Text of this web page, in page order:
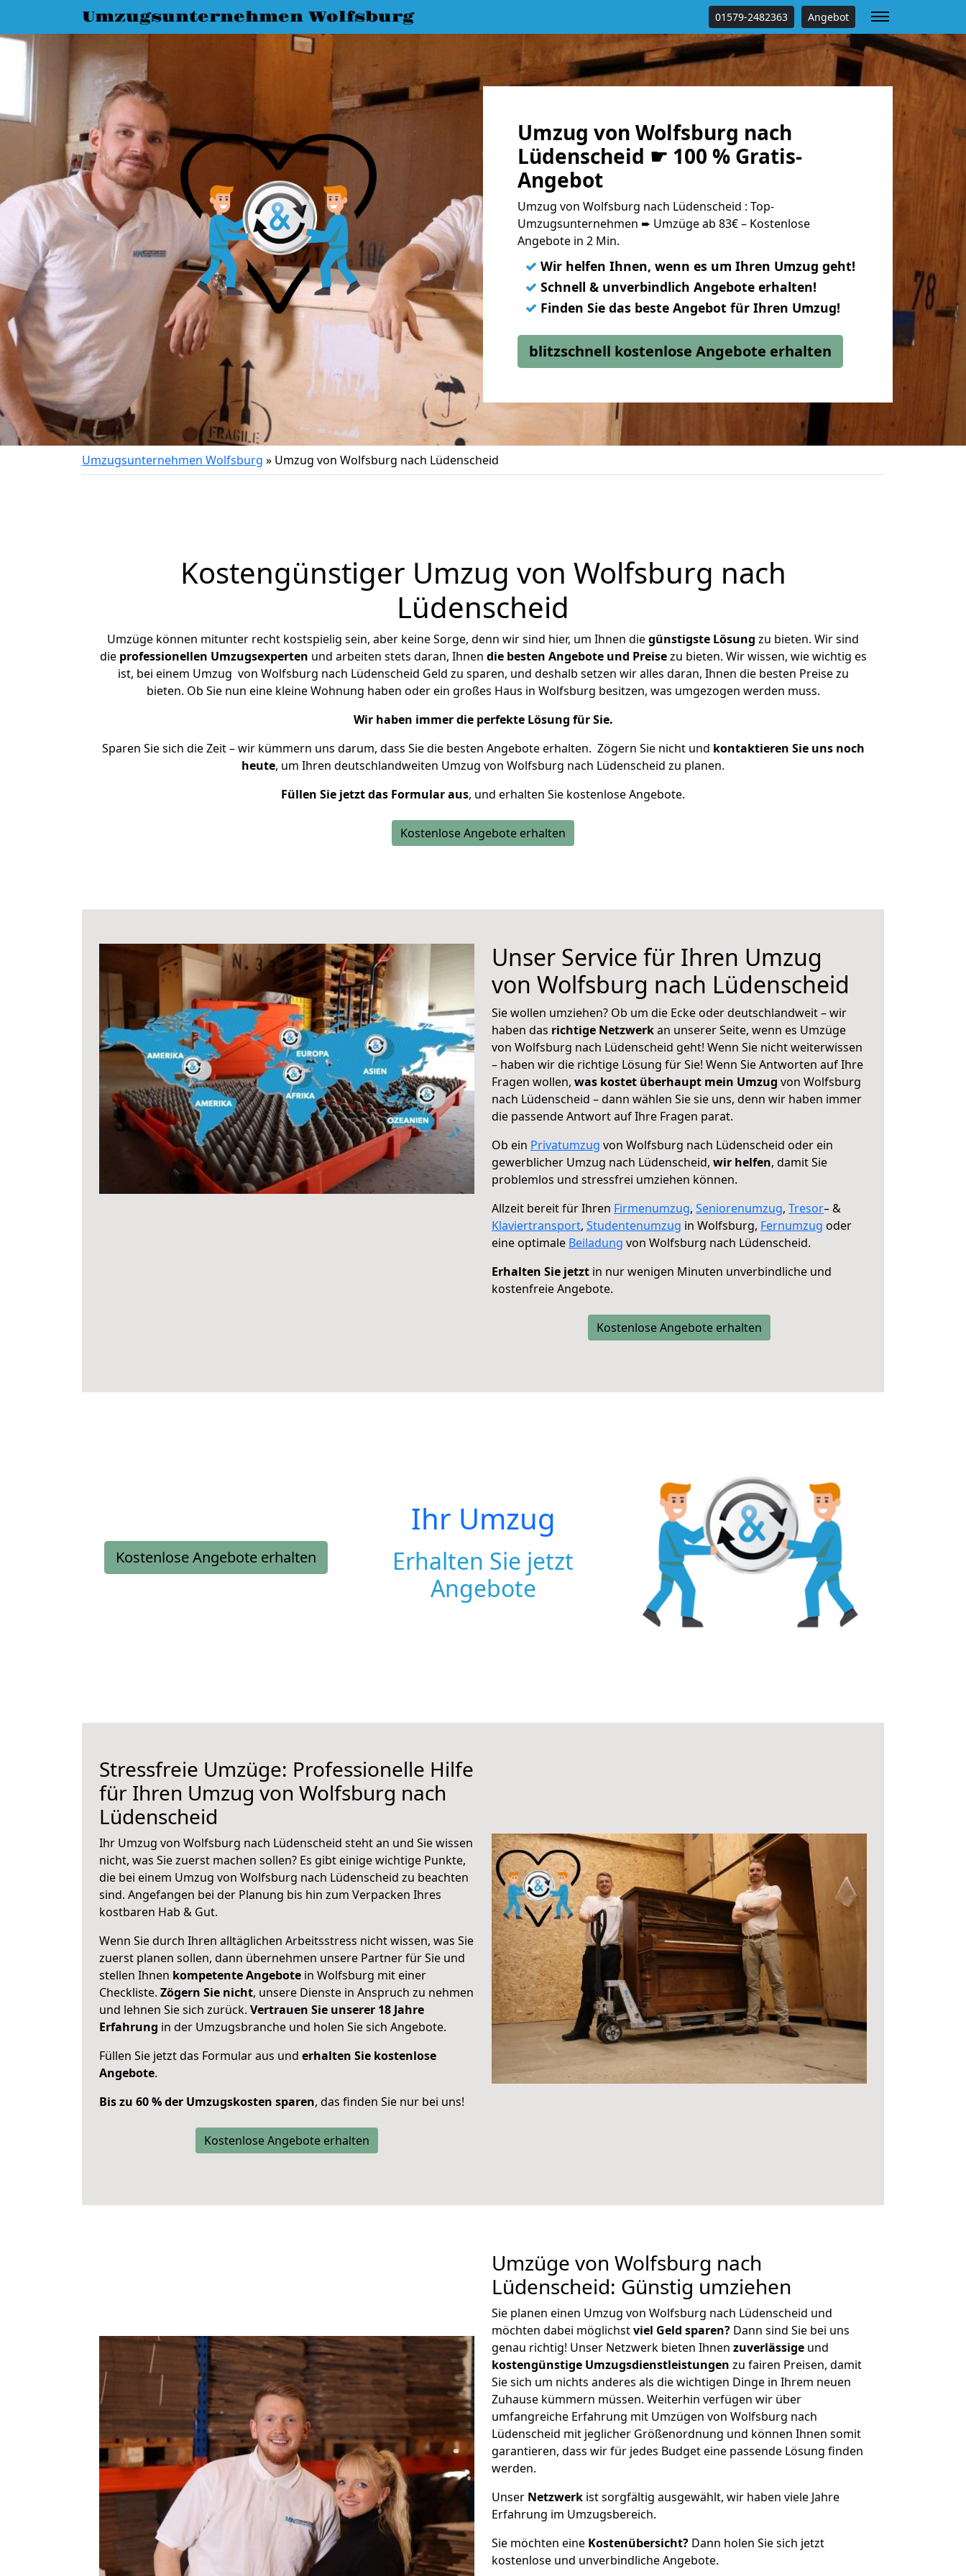
Umzugsunternehmen Wolfsburg 01579-2482363 Angebot
Umzug von Wolfsburg nach
Lüdenscheid ☛ 100 % Gratis-
Angebot
Umzug von Wolfsburg nach Lüdenscheid : Top-
Umzugsunternehmen ➨ Umzüge ab 83€ – Kostenlose
Angebote in 2 Min.
✓ Wir helfen Ihnen, wenn es um Ihren Umzug geht!
✓ Schnell & unverbindlich Angebote erhalten!
✓ Finden Sie das beste Angebot für Ihren Umzug!
blitzschnell kostenlose Angebote erhalten
Umzugsunternehmen Wolfsburg » Umzug von Wolfsburg nach Lüdenscheid
Kostengünstiger Umzug von Wolfsburg nach
Lüdenscheid
Umzüge können mitunter recht kostspielig sein, aber keine Sorge, denn wir sind hier, um Ihnen diegünstigste Lösung zu bieten. Wir sind
die professionellen Umzugsexperten und arbeiten stets daran, Ihnen die besten Angebote und Preisezu bieten. Wir wissen, wie wichtig es
ist, bei einem Umzug von Wolfsburg nach Lüdenscheid Geld zu sparen, und deshalb setzen wir alles daran, Ihnen die besten Preise zu
bieten. Ob Sie nun eine kleine Wohnung haben oder ein großes Haus in Wolfsburg besitzen, was umgezogen werden muss.
Wir haben immer die perfekte Lösung für Sie.
Sparen Sie sich die Zeit – wir kümmern uns darum, dass Sie die besten Angebote erhalten. Zögern Sie nicht und kontaktieren Sie uns noch
heute, um Ihren deutschlandweiten Umzug von Wolfsburg nach Lüdenscheid zu planen.
Füllen Sie jetzt das Formular aus, und erhalten Sie kostenlose Angebote.
Kostenlose Angebote erhalten
Unser Service für Ihren Umzug
von Wolfsburg nach Lüdenscheid
Sie wollen umziehen? Ob um die Ecke oder deutschlandweit – wir
haben das richtige Netzwerkan unserer Seite, wenn es Umzüge
von Wolfsburg nach Lüdenscheid geht! Wenn Sie nicht weiterwissen
– haben wir die richtige Lösung für Sie! Wenn Sie Antworten auf Ihre
Fragen wollen, was kostet überhaupt mein Umzug von Wolfsburg
nach Lüdenscheid – dann wählen Sie sie uns, denn wir haben immer
die passende Antwort auf Ihre Fragen parat.
Ob ein Privatumzug von Wolfsburg nach Lüdenscheid oder ein
gewerblicher Umzug nach Lüdenscheid, wir helfen, damit Sie
problemlos und stressfrei umziehen können.
Allzeit bereit für Ihren Firmenumzug, Seniorenumzug, Tresor– &
Klaviertransport, Studentenumzug in Wolfsburg, Fernumzug oder
eine optimale Beiladung von Wolfsburg nach Lüdenscheid.
Erhalten Sie jetzt in nur wenigen Minuten unverbindliche und
kostenfreie Angebote.
Kostenlose Angebote erhalten
Kostenlose Angebote erhalten
Ihr Umzug
Erhalten Sie jetzt
Angebote
Stressfreie Umzüge: Professionelle Hilfe
für Ihren Umzug von Wolfsburg nach
Lüdenscheid
Ihr Umzug von Wolfsburg nach Lüdenscheid steht an und Sie wissen
nicht, was Sie zuerst machen sollen? Es gibt einige wichtige Punkte,
die bei einem Umzug von Wolfsburg nach Lüdenscheid zu beachten
sind. Angefangen bei der Planung bis hin zum Verpacken Ihres
kostbaren Hab & Gut.
Wenn Sie durch Ihren alltäglichen Arbeitsstress nicht wissen, was Sie
zuerst planen sollen, dann übernehmen unsere Partner für Sie und
stellen Ihnen kompetente Angebote in Wolfsburg mit einer
Checkliste. Zögern Sie nicht, unsere Dienste in Anspruch zu nehmen
und lehnen Sie sich zurück. Vertrauen Sie unserer 18 Jahre
Erfahrung in der Umzugsbranche und holen Sie sich Angebote.
Füllen Sie jetzt das Formular aus und erhalten Sie kostenlose
Angebote.
Bis zu 60 % der Umzugskosten sparen, das finden Sie nur bei uns!
Kostenlose Angebote erhalten
Umzüge von Wolfsburg nach
Lüdenscheid: Günstig umziehen
Sie planen einen Umzug von Wolfsburg nach Lüdenscheid und
möchten dabei möglichstviel Geld sparen? Dann sind Sie bei uns
genau richtig! Unser Netzwerk bieten Ihnen zuverlässige und
kostengünstige Umzugsdienstleistungen zu fairen Preisen, damit
Sie sich um nichts anderes als die wichtigen Dinge in Ihrem neuen
Zuhause kümmern müssen. Weiterhin verfügen wir über
umfangreiche Erfahrung mit Umzügen von Wolfsburg nach
Lüdenscheid mit jeglicher Größenordnung und können Ihnen somit
garantieren, dass wir für jedes Budget eine passende Lösung finden
werden.
Unser Netzwerk ist sorgfältig ausgewählt, wir haben viele Jahre
Erfahrung im Umzugsbereich.
Sie möchten eine Kostenübersicht? Dann holen Sie sich jetzt
kostenlose und unverbindliche Angebote.